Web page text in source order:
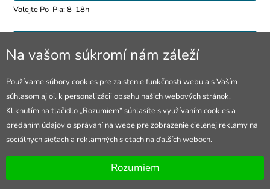
Volejte Po-Pia: 8-18h
info@4lol.cz
Predajňa v Ostrave
28. října 250, Ostrava
Otevřeno Po-Pia: 10-18h
Na vašom súkromí nám záleží
Používame súbory cookies pre zaistenie funkčnosti webu a s Vaším
súhlasom aj oi. k personalizácii obsahu našich webových stránok.
Kliknutím na tlačidlo „Rozumiem“ súhlasíte s využívaním cookies a
predaním údajov o správaní na webe pre zobrazenie cielenej reklamy na
sociálnych sieťach a reklamných sieťach na ďalších weboch.
Rozumiem